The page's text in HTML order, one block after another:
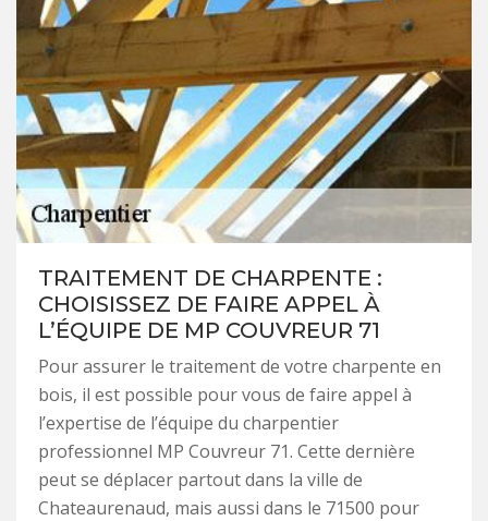
TRAITEMENT DE CHARPENTE :
CHOISISSEZ DE FAIRE APPEL À
L’ÉQUIPE DE MP COUVREUR 71
Pour assurer le traitement de votre charpente en
bois, il est possible pour vous de faire appel à
l’expertise de l’équipe du charpentier
professionnel MP Couvreur 71. Cette dernière
peut se déplacer partout dans la ville de
Chateaurenaud, mais aussi dans le 71500 pour